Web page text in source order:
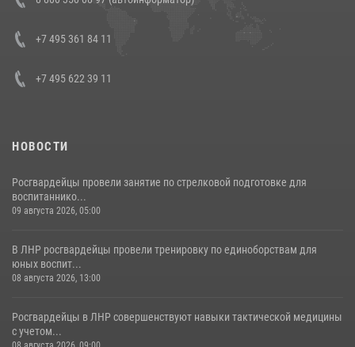
генерала армии Виктора Золотова с заместителем полномочного
представителя Президента Российской Федерации в Северо-
Кавказском федеральном округе Виталием Кузнецовым
+7 495 361 84 11
+7 495 622 39 11
НОВОСТИ
Росгвардейцы провели занятие по стрелковой подготовке для
воспитаннико...
09 августа 2026, 05:00
В ЛНР росгвардейцы провели тренировку по единоборствам для
юных воспит...
08 августа 2026, 13:00
Росгвардейцы в ЛНР совершенствуют навыки тактической медицины
с учетом...